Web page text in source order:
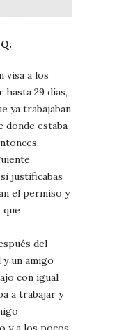
visa a los
29 días,
ya trabajaban
donde estaba
justificabas
el permiso y
del
un amigo
con igual
a trabajar y